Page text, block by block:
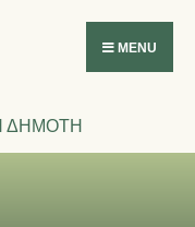
MENU
ΔΗΜΟΤΗ